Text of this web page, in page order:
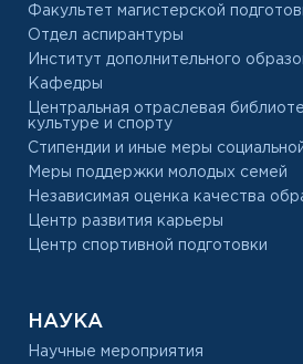
Факультет магистерской
Отдел аспирантуры
Институт дополнительного
Кафедры
Центральная отраслевая
культуре и спорту
Стипендии и иные меры
Меры поддержки молодых семей
Независимая оценка качества
Центр развития карьеры
Центр спортивной подготовки
НАУКА
Научные мероприятия